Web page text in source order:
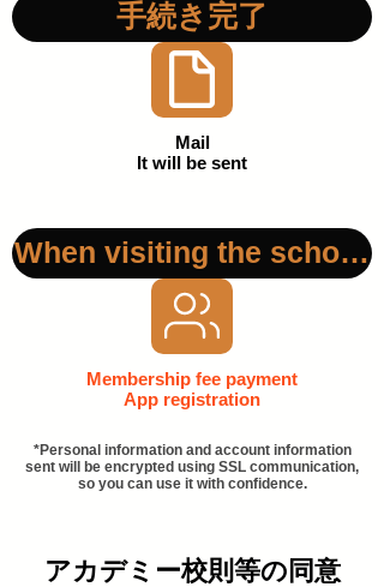
手続き完了
Mail
It will be sent
When visiting the school
Membership fee payment
​App registration
*Personal information and account information
sent will be encrypted using SSL communication,
so you can use it with confidence.
アカデミー校則等の同意